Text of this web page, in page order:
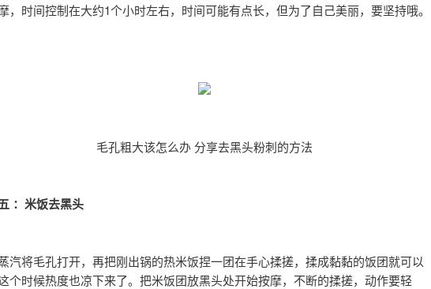
，时间控制在大约1个小时左右，时间可能有点长，但为了自己美丽，要坚持哦。
毛孔粗大该怎么办 分享去黑头粉刺的方法
：米饭去黑头
汽将毛孔打开，再把刚出锅的热米饭捏一团在手心揉搓，揉成黏黏的饭团就可以
个时候热度也凉下来了。把米饭团放黑头处开始按摩，不断的揉搓，动作要轻